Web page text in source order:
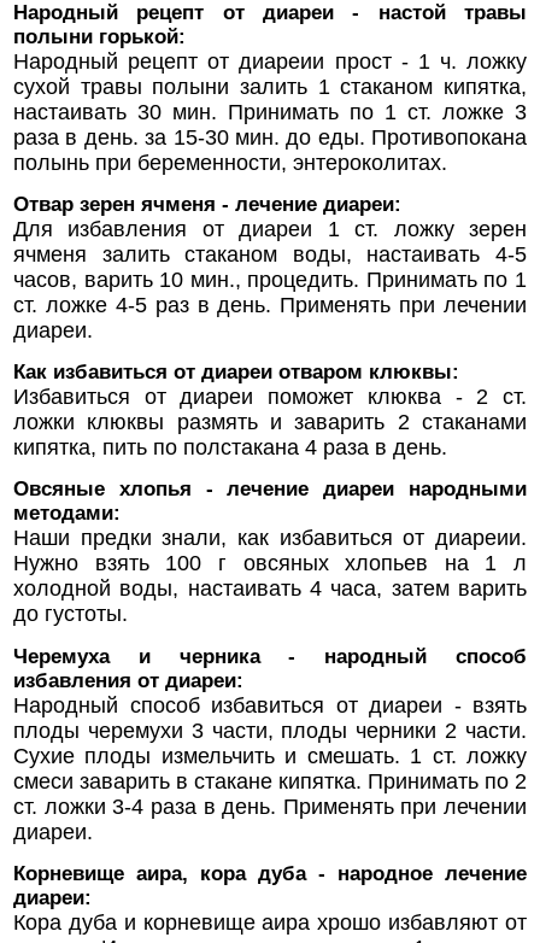
Народный рецепт от диареи - настой травы
полыни горькой:
Народный рецепт от диареии прост - 1 ч. ложку
сухой травы полыни залить 1 стаканом кипятка,
настаивать 30 мин. Принимать по 1 ст. ложке 3
раза в день. за 15-30 мин. до еды. Противопокана
полынь при беременности, энтероколитах.
Отвар зерен ячменя - лечение диареи:
Для избавления от диареи 1 ст. ложку зерен
ячменя залить стаканом воды, настаивать 4-5
часов, варить 10 мин., процедить. Принимать по 1
ст. ложке 4-5 раз в день. Применять при лечении
диареи.
Как избавиться от диареи отваром клюквы:
Избавиться от диареи поможет клюква - 2 ст.
ложки клюквы размять и заварить 2 стаканами
кипятка, пить по полстакана 4 раза в день.
Овсяные хлопья - лечение диареи народными
методами:
Наши предки знали, как избавиться от диареии.
Нужно взять 100 г овсяных хлопьев на 1 л
холодной воды, настаивать 4 часа, затем варить
до густоты.
Черемуха и черника - народный способ
избавления от диареи:
Народный способ избавиться от диареи - взять
плоды черемухи 3 части, плоды черники 2 части.
Сухие плоды измельчить и смешать. 1 ст. ложку
смеси заварить в стакане кипятка. Принимать по 2
ст. ложки 3-4 раза в день. Применять при лечении
диареи.
Корневище аира, кора дуба - народное лечение
диареи:
Кора дуба и корневище аира хрошо избавляют от